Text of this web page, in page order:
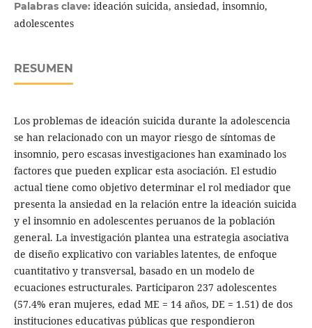
Palabras clave: ideación suicida, ansiedad, insomnio,
adolescentes
RESUMEN
Los problemas de ideación suicida durante la adolescencia
se han relacionado con un mayor riesgo de síntomas de
insomnio, pero escasas investigaciones han examinado los
factores que pueden explicar esta asociación. El estudio
actual tiene como objetivo determinar el rol mediador que
presenta la ansiedad en la relación entre la ideación suicida
y el insomnio en adolescentes peruanos de la población
general. La investigación plantea una estrategia asociativa
de diseño explicativo con variables latentes, de enfoque
cuantitativo y transversal, basado en un modelo de
ecuaciones estructurales. Participaron 237 adolescentes
(57.4% eran mujeres, edad ME = 14 años, DE = 1.51) de dos
instituciones educativas públicas que respondieron